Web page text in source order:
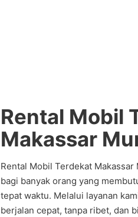
Rental Mobil
Makassar
Rental Mobil Terdekat
bagi banyak orang yang
tepat waktu. Melalui layanan
berjalan cepat, tanpa ribet, dan